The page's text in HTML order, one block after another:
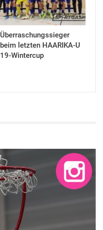
Überraschungssieger
beim letzten HAARIKA-U
19-Wintercup